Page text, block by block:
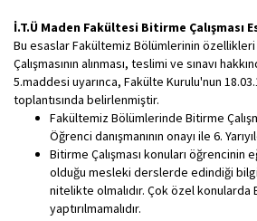
İ.T.Ü Maden Fakültesi Bitirme Çalışması
Bu esaslar Fakültemiz Bölümlerinin
Çalışmasının alınması, teslimi ve sınavı
5.maddesi uyarınca, Fakülte Kurulu'nun
toplantısında belirlenmiştir.
Fakültemiz Bölümlerinde Bitirme
Öğrenci danışmanının onayı ile 6.
Bitirme Çalışması konuları öğrencinin
olduğu mesleki derslerde edindiği
nitelikte olmalıdır. Çok özel konularda
yaptırılmamalıdır.